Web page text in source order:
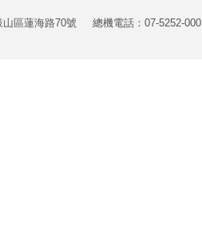
區蓮海路70號 總機電話：07-5252-000